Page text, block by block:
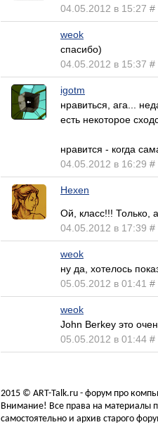
04.05.2012 в 15:27 #
weok
спасибо)
04.05.2012 в 15:37 #
igotm
нравиться, ага...
есть некоторое
нравится - когда
04.05.2012 в 16:29 #
Hexen
Ой, класс!!! Только,
04.05.2012 в 17:39 #
weok
ну да, хотелось
05.05.2012 в 01:41 #
weok
John Berkey это
05.05.2012 в 01:44 #
2015 © ART-Talk.ru - форум про
Внимание! Все права на материалы
самостоятельно и архив старого